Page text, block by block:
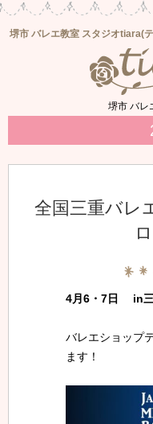
堺市 バレエ教室 スタジオtiara(
堺市 バレ
全国三重バレ
4月6・7日 in
バレエショップ
ます！